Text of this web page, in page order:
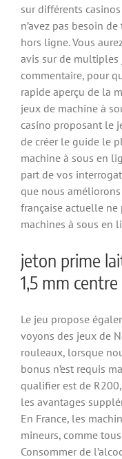
sur différents
n’avez pas besoin
hors ligne. Vous
avis sur de multiples
commentaire, pour
rapide aperçu de la
jeux de machine à
casino proposant le
de créer le guide le
machine à sous en
part de vos
que nous
française actuelle ne
machines à sous en
jeton prime
1,5 mm
Le jeu propose
voyons des jeux de
rouleaux, lorsque
bonus n’est requis
qualifier est de
les avantages
En France, les
mineurs, comme
Consommer de